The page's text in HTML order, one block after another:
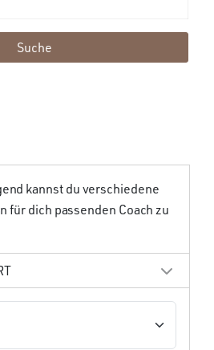
Suche
kannst du verschiedene
für dich passenden Coach zu